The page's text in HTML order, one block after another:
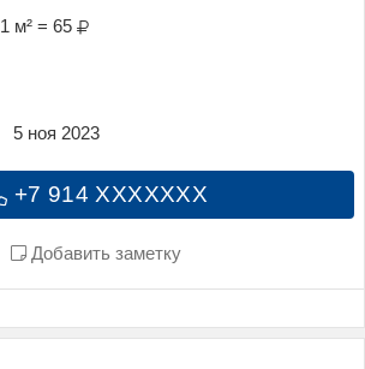
1 м² = 65
+7 914 XXXXXXX
Добавить заметку
5 ноя 2023